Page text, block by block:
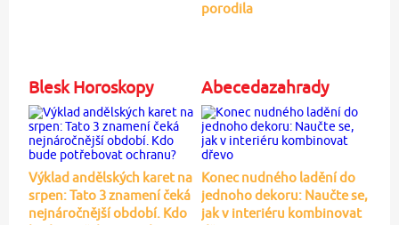
porodila
Blesk Horoskopy
Výklad andělských karet na
srpen: Tato 3 znamení čeká
nejnáročnější období. Kdo
Abecedazahrady
Konec nudného ladění do
jednoho dekoru: Naučte se,
jak v interiéru kombinovat